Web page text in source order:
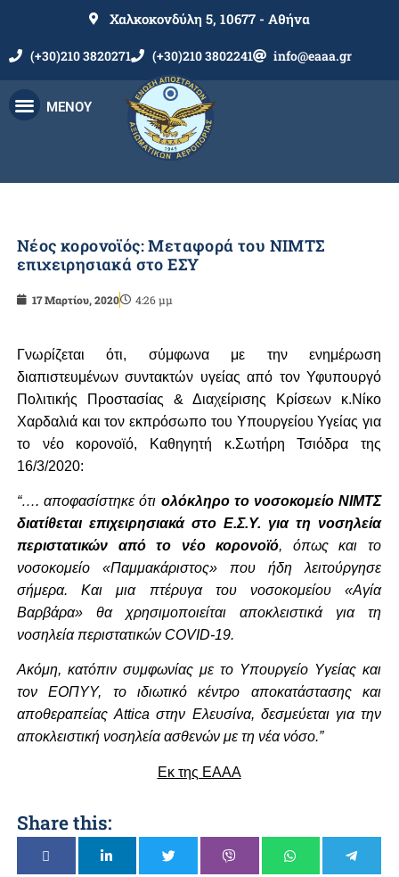
Χαλκοκονδύλη 5, 10677 - Αθήνα
(+30)210 3820271 (+30)210 3802241 info@eaaa.gr
ΜΕΝΟΥ
Νέος κορονοϊός: Μεταφορά του ΝΙΜΤΣ
επιχειρησιακά στο ΕΣΥ
17 Μαρτίου, 2020 4:26 μμ
Γνωρίζεται ότι, σύμφωνα με την ενημέρωση
διαπιστευμένων συντακτών υγείας από τον Υφυπουργό
Πολιτικής Προστασίας & Διαχείρισης Κρίσεων κ.Νίκο
Χαρδαλιά και τον εκπρόσωπο του Υπουργείου Υγείας για
το νέο κορονοϊό, Καθηγητή κ.Σωτήρη Τσιόδρα της
16/3/2020:
“…. αποφασίστηκε ότι ολόκληρο το νοσοκομείο ΝΙΜΤΣ
διατίθεται επιχειρησιακά στο Ε.Σ.Υ. για τη νοσηλεία
περιστατικών από το νέο κορονοϊό, όπως και το
νοσοκομείο «Παμμακάριστος» που ήδη λειτούργησε
σήμερα. Και μια πτέρυγα του νοσοκομείου «Αγία
Βαρβάρα» θα χρησιμοποιείται αποκλειστικά για τη
νοσηλεία περιστατικών COVID-19.
Ακόμη, κατόπιν συμφωνίας με το Υπουργείο Υγείας και
τον ΕΟΠΥΥ, το ιδιωτικό κέντρο αποκατάστασης και
αποθεραπείας Attica στην Ελευσίνα, δεσμεύεται για την
αποκλειστική νοσηλεία ασθενών με τη νέα νόσο.”
Εκ της ΕΑΑΑ
Share this: